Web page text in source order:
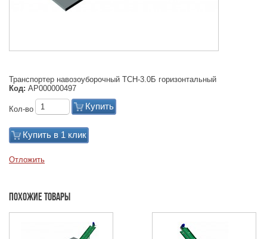
Транспортер навозоуборочный ТСН-3.0Б горизонтальный
Код: АР000000497
Кол-во Купить
Купить в 1 клик
Отложить
Похожие товары